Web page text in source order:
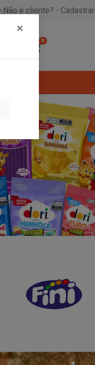
Não é cliente? - Cadastrar
0
×